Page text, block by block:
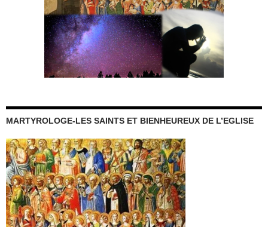
MARTYROLOGE-LES SAINTS ET BIENHEUREUX DE L’EGLISE